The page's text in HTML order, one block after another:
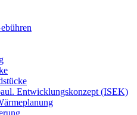
Entwicklungskonzept (ISEK)